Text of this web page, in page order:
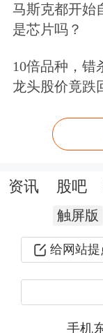
吴敬琏还表
应落实主
根，防止“
消极现象发
吴晓灵：
楼继伟：
马斯克都开始
是芯片吗？
10倍品种，错
龙头股价竟跌
资讯 股吧
触屏版
给网站
手机